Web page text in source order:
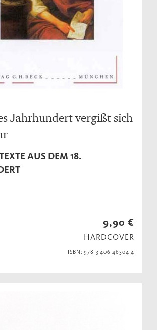
Jahrhundert vergißt sich
AUS DEM 18.
9,90 €
HARDCOVER
ISBN: 978-3-406-46304-4